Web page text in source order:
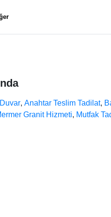
, Anahtar Teslim Tadilat,
Granit Hizmeti, Mutfak